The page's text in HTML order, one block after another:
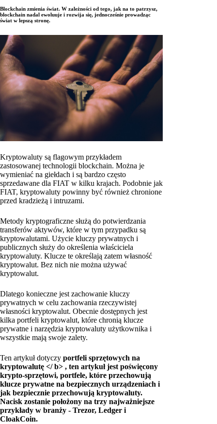
Blockchain zmienia świat. W zależności od tego, jak na to patrzysz,
blockchain nadal ewoluuje i rozwija się, jednocześnie prowadząc
świat w lepszą stronę.
Kryptowaluty są flagowym przykładem
zastosowanej technologii blockchain. Można je
wymieniać na giełdach i są bardzo często
sprzedawane dla FIAT w kilku krajach. Podobnie jak
FIAT, kryptowaluty powinny być również chronione
przed kradzieżą i intruzami.
Metody kryptograficzne służą do potwierdzania
transferów aktywów, które w tym przypadku są
kryptowalutami. Użycie kluczy prywatnych i
publicznych służy do określenia właściciela
kryptowaluty. Klucze te określają zatem własność
kryptowalut. Bez nich nie można używać
kryptowalut.
Dlatego konieczne jest zachowanie kluczy
prywatnych w celu zachowania rzeczywistej
własności kryptowalut. Obecnie dostępnych jest
kilka portfeli kryptowalut, które chronią klucze
prywatne i narzędzia kryptowaluty użytkownika i
wszystkie mają swoje zalety.
Ten artykuł dotyczy portfeli sprzętowych na
kryptowalutę </ b> , ten artykuł jest poświęcony
krypto-sprzętowi, portfele, które przechowują
klucze prywatne na bezpiecznych urządzeniach i
jak bezpiecznie przechowują kryptowaluty.
Nacisk zostanie położony na trzy najważniejsze
przykłady w branży - Trezor, Ledger i
CloakCoin.